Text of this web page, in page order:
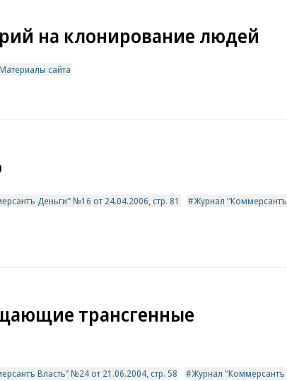
на клонирование людей
сайта
Деньги" №16 от 24.04.2006, стр. 81
Журнал "Коммерсантъ
трансгенные
Власть" №24 от 21.06.2004, стр. 58
Журнал "Коммерсантъ